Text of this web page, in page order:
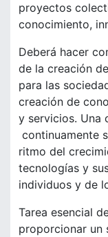
proyectos
conocimiento,
Deberá hacer
de la creación
para las
creación de
y servicios. Una
continuamente
ritmo del
tecnologías y
individuos y de
Tarea esencial
proporcionar un